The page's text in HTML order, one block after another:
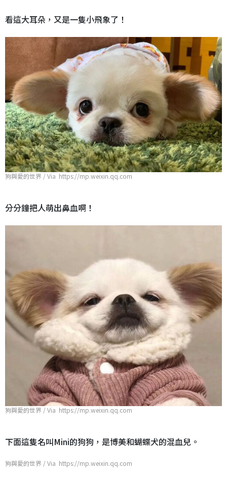
看這大耳朵，又是一隻小飛象了！
狗與愛的世界 / Via https://mp.weixin.qq.com
分分鐘把人萌出鼻血啊！
狗與愛的世界 / Via https://mp.weixin.qq.com
下面這隻名叫Mini的狗狗，是博美和蝴蝶犬的混血兒。
狗與愛的世界 / Via https://mp.weixin.qq.com